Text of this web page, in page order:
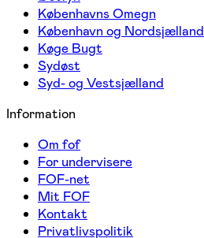
Københavns Omegn
København og Nordsjælland
Køge Bugt
Sydøst
Syd- og Vestsjælland
Information
Om fof
For undervisere
FOF-net
Mit FOF
Kontakt
Privatlivspolitik